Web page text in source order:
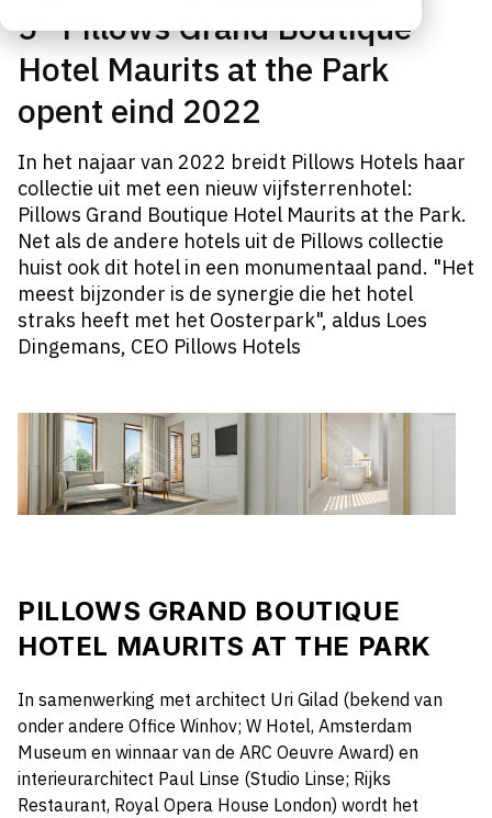
5* Pillows Grand Boutique
Hotel Maurits at the Park
opent eind 2022
In het najaar van 2022 breidt Pillows Hotels haar
collectie uit met een nieuw vijfsterrenhotel:
Pillows Grand Boutique Hotel Maurits at the Park.
Net als de andere hotels uit de Pillows collectie
huist ook dit hotel in een monumentaal pand. "Het
meest bijzonder is de synergie die het hotel
straks heeft met het Oosterpark", aldus Loes
Dingemans, CEO Pillows Hotels
PILLOWS GRAND BOUTIQUE
HOTEL MAURITS AT THE PARK
In samenwerking met architect Uri Gilad (bekend van
onder andere Office Winhov; W Hotel, Amsterdam
Museum en winnaar van de ARC Oeuvre Award) en
interieurarchitect Paul Linse (Studio Linse; Rijks
Restaurant, Royal Opera House London) wordt het